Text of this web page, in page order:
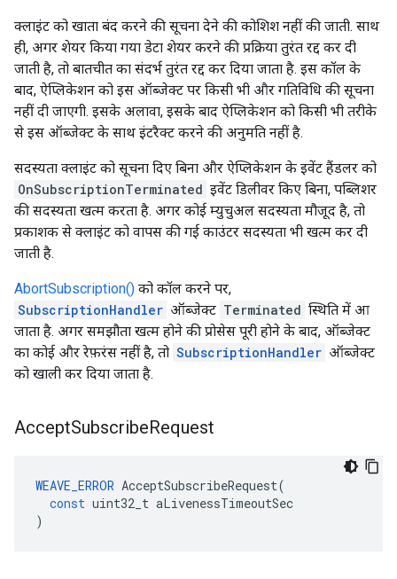
क्लाइंट को खाता बंद करने की सूचना देने की कोशिश नहीं की जाती. साथ
ही, अगर शेयर किया गया डेटा शेयर करने की प्रक्रिया तुरंत रद्द कर दी
जाती है, तो बातचीत का संदर्भ तुरंत रद्द कर दिया जाता है. इस कॉल के
बाद, ऐप्लिकेशन को इस ऑब्जेक्ट पर किसी भी और गतिविधि की सूचना
नहीं दी जाएगी. इसके अलावा, इसके बाद ऐप्लिकेशन को किसी भी तरीके
से इस ऑब्जेक्ट के साथ इंटरैक्ट करने की अनुमति नहीं है.
सदस्यता क्लाइंट को सूचना दिए बिना और ऐप्लिकेशन के इवेंट हैंडलर को
OnSubscriptionTerminated इवेंट डिलीवर किए बिना, पब्लिशर
की सदस्यता खत्म करता है. अगर कोई म्युचुअल सदस्यता मौजूद है, तो
प्रकाशक से क्लाइंट को वापस की गई काउंटर सदस्यता भी खत्म कर दी
जाती है.
AbortSubscription() को कॉल करने पर,
SubscriptionHandler ऑब्जेक्ट Terminated स्थिति में आ
जाता है. अगर समझौता खत्म होने की प्रोसेस पूरी होने के बाद, ऑब्जेक्ट
का कोई और रेफ़रंस नहीं है, तो SubscriptionHandler ऑब्जेक्ट
को खाली कर दिया जाता है.
AcceptSubscribeRequest
WEAVE_ERROR AcceptSubscribeRequest(
const uint32_t aLivenessTimeoutSec
)